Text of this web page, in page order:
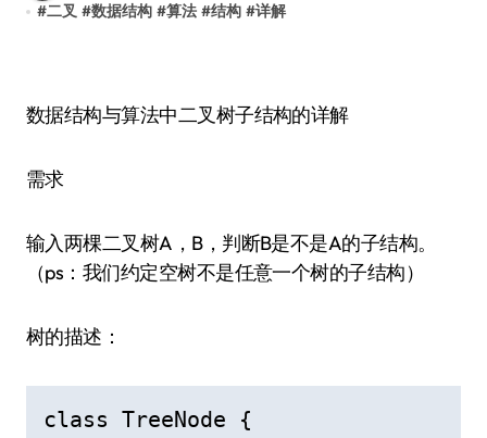
#二叉 #数据结构 #算法 #结构 #详解
数据结构与算法中二叉树子结构的详解
需求
输入两棵二叉树A，B，判断B是不是A的子结构。
（ps：我们约定空树不是任意一个树的子结构）
树的描述：
class TreeNode {